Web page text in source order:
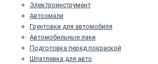
Электроинструмент
Автоэмали
Грунтовки для автомобиля
Автомобильные лаки
Подготовка перед покраской
Шпатлевка для авто